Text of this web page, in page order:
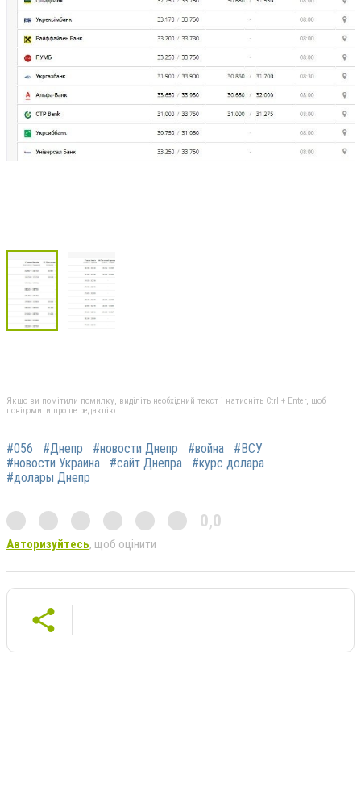
Якщо ви помітили помилку, виділіть необхідний текст і натисніть Ctrl + Enter, щоб
повідомити про це редакцію
#056 #Днепр #новости Днепр #война
#ВСУ
#новости Украина
#сайт Днепра
#курс долара
#долары Днепр
0,0
Авторизуйтесь, щоб оцінити